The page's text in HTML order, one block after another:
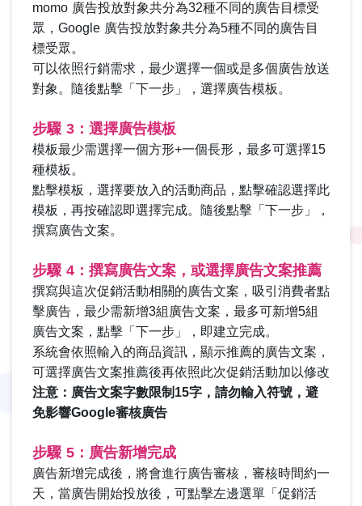
momo 廣告投放對象共分為32種不同的廣告目標受
眾，Google 廣告投放對象共分為5種不同的廣告目
標受眾。
可以依照行銷需求，最少選擇一個或是多個廣告放送
對象。隨後點擊「下一步」，選擇廣告模板。
步驟 3：選擇廣告模板
模板最少需選擇一個方形+一個長形，最多可選擇15
種模板。
點擊模板，選擇要放入的活動商品，點擊確認選擇此
模板，再按確認即選擇完成。隨後點擊「下一步」，
撰寫廣告文案。
步驟 4：撰寫廣告文案，或選擇廣告文案推薦
撰寫與這次促銷活動相關的廣告文案，吸引消費者點
擊廣告，最少需新增3組廣告文案，最多可新增5組
廣告文案， 點擊「下一步」，即建立完成。
系統會依照輸入的商品資訊，顯示推薦的廣告文案，
可選擇廣告文案推薦後再依照此次促銷活動加以修改
注意：廣告文案字數限制15字，請勿輸入符號，避
免影響Google審核廣告
步驟 5：廣告新增完成
廣告新增完成後，將會進行廣告審核，審核時間約一
天，當廣告開始投放後，可點擊左邊選單「促銷活